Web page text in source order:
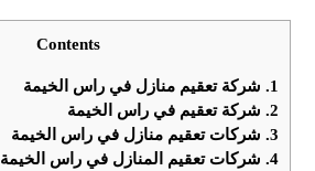
Contents
1. شركة تعقيم منازل في راس الخيمة
2. شركة تعقيم في راس الخيمة
3. شركات تعقيم منازل في راس الخيمة
4. شركات تعقيم المنازل في راس الخيمة